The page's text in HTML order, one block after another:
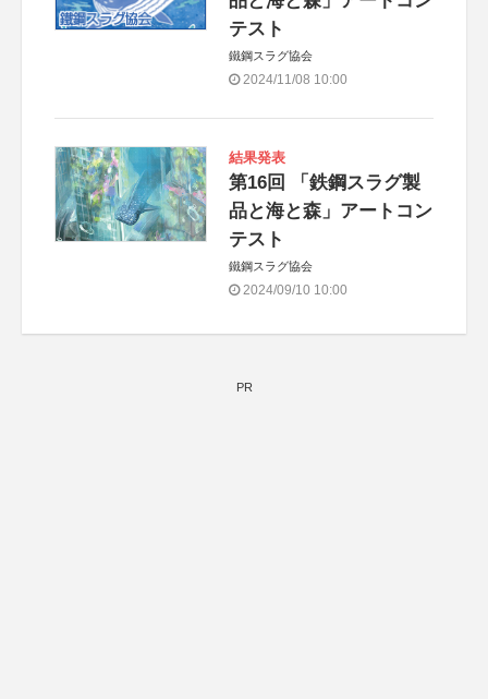
テスト
鐵鋼スラグ協会
2024/11/08 10:00
結果発表
第16回 「鉄鋼スラグ製
品と海と森」アートコン
テスト
鐵鋼スラグ協会
2024/09/10 10:00
PR